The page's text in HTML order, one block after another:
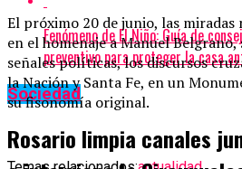
El próximo 20 de junio, las miradas
en el homenaje a Manuel
señales políticas, los discursos
la Nación y Santa Fe, en un
su fisonomía original.
Fenómeno de El Niño: Guía de
preventivo para proteger la casa
Sociedad
Rosario limpia canales